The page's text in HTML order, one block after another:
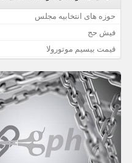
حوزه های انتخابیه مجلس
فیش حج
قیمت بیسیم موتورولا